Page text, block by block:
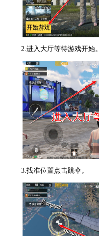
2.进入大厅等待游戏开始。
3.找准位置点击跳伞。